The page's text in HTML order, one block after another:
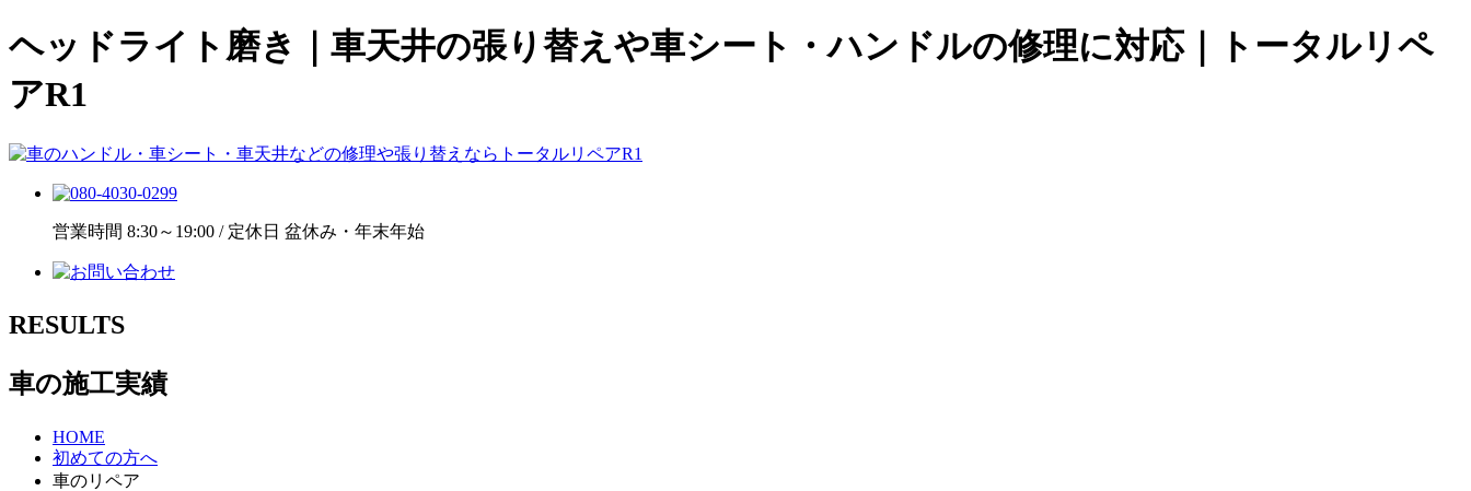
ヘッドライト磨き｜車天井の張り替えや車シート・ハンドルの修理に対応｜トータルリペ
アR1
営業時間 8:30～19:00 / 定休日 盆休み・年末年始
RESULTS
車の施工実績
HOME
初めての方へ
車のリペア